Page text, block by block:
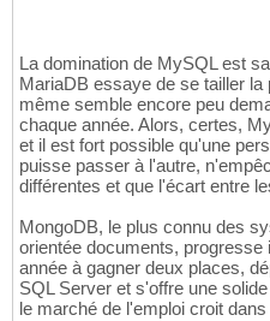
La domination de MySQL est
MariaDB essaye de se tailler
même semble encore peu
chaque année. Alors, certes,
et il est fort possible qu'une
puisse passer à l'autre,
différentes et que l'écart entre
MongoDB, le plus connu des
orientée documents,
année à gagner deux places,
SQL Server et s'offre une
le marché de l'emploi croit